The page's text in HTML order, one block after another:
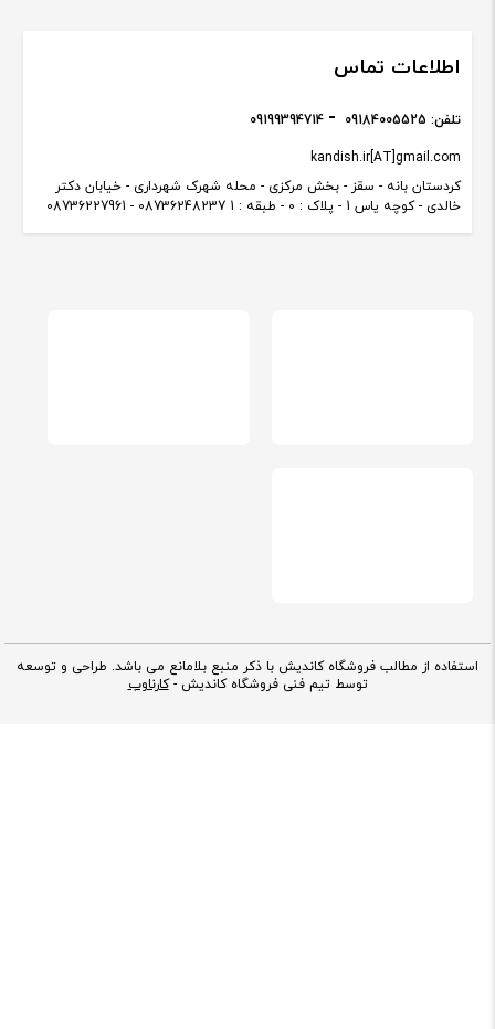
اطلاعات تماس
کردستان بانه - سقز - بخش مرکزی - محله شهرک شهرداری - خیابان دکتر
خالدی - کوچه یاس 1 - پلاک : 0 - طبقه : 1 08736248237 - 08736227961
kandish.ir[AT]gmail.com
تلفن: 09184005525
09199394714